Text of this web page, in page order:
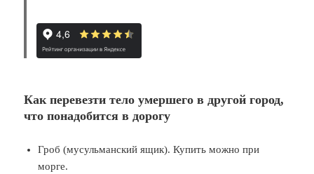
Как перевезти тело умершего в другой город,
что понадобится в дорогу
Гроб (мусульманский ящик). Купить можно при
морге.